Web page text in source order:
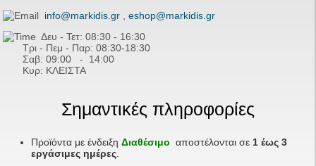
info@markidis.gr ,eshop@markidis.gr
Δευ - Τετ: 08:30 - 16:30
Τρι - Πεμ - Παρ: 08:30-18:30
Σαβ:09:00 - 14:00
Κυρ: ΚΛΕΙΣΤΑ
Σημαντικές πληροφορίες
Προϊόντα με ένδειξηΔιαθέσιμο αποστέλονται σε 1 έως 3
εργάσιμες ημέρες